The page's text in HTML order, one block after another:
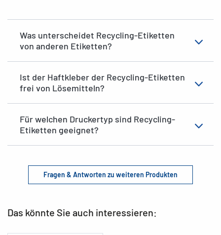
Was unterscheidet Recycling-Etiketten
von anderen Etiketten?
Ist der Haftkleber der Recycling-Etiketten
frei von Lösemitteln?
Für welchen Druckertyp sind Recycling-
Etiketten geeignet?
Fragen & Antworten zu weiteren Produkten
Das könnte Sie auch interessieren: